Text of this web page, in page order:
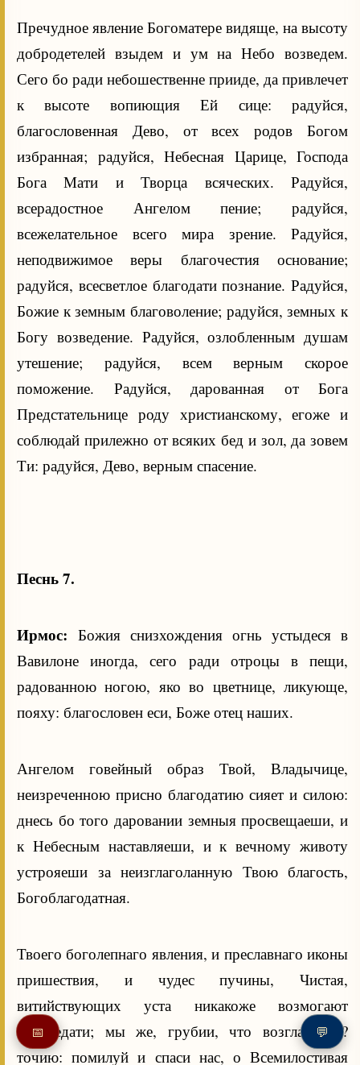
Пречудное явление Богоматере видяще, на высоту
добродетелей взыдем и ум на Небо возведем.
Сего бо ради небошественне прииде, да привлечет
к высоте вопиющия Ей сице: радуйся,
благословенная Дево, от всех родов Богом
избранная; радуйся, Небесная Царице, Господа
Бога Мати и Творца всяческих. Радуйся,
всерадостное Ангелом пение; радуйся,
всежелательное всего мира зрение. Радуйся,
неподвижимое веры благочестия основание;
радуйся, всесветлое благодати познание. Радуйся,
Божие к земным благоволение; радуйся, земных к
Богу возведение. Радуйся, озлобленным душам
утешение; радуйся, всем верным скорое
поможение. Радуйся, дарованная от Бога
Предстательнице роду христианскому, егоже и
соблюдай прилежно от всяких бед и зол, да зовем
Ти: радуйся, Дево, верным спасение.
Песнь 7.
Ирмос: Божия снизхождения огнь устыдеся в
Вавилоне иногда, сего ради отроцы в пещи,
радованною ногою, яко во цветнице, ликующе,
пояху: благословен еси, Боже отец наших.
Ангелом говейный образ Твой, Владычице,
неизреченною присно благодатию сияет и силою:
днесь бо того даровании земныя просвещаеши, и
к Небесным наставляеши, и к вечному животу
устрояеши за неизглаголанную Твою благость,
Богоблагодатная.
Твоего боголепнаго явления, и преславнаго иконы
пришествия, и чудес пучины, Чистая,
витийствующих уста никакоже возмогают
исповедати; мы же, грубии, что возглаголем?
точию: помилуй и спаси нас, о Всемилостивая
📅 💬